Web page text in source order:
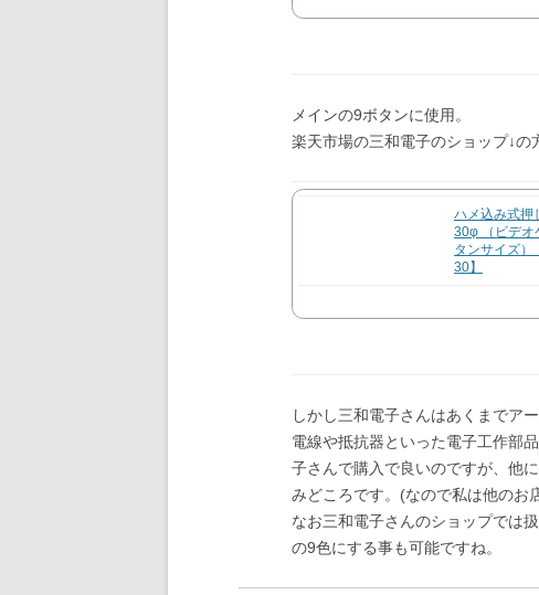
メインの9ボタンに使用。
楽天市場の三和電子のショップ↓の
ハメ込み式押
30φ （ビデオ
タンサイズ）
30】
しかし三和電子さんはあくまでア
電線や抵抗器といった電子工作部
子さんで購入で良いのですが、他
みどころです。(なので私は他のお
なお三和電子さんのショップでは
の9色にする事も可能ですね。